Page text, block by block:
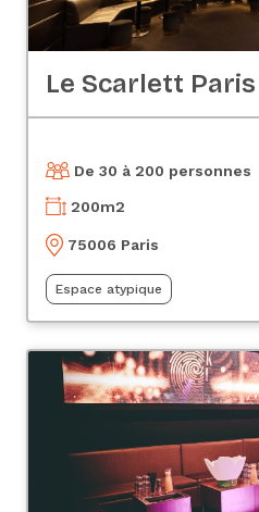
Le Scarlett Paris
De 30 à 200 personnes
200m2
75006 Paris
Espace atypique